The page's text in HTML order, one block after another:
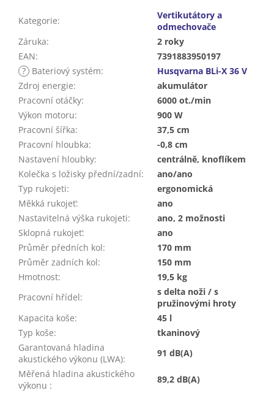
Kategorie:
Vertikutátory a
odmechovače
Záruka:
2 roky
EAN:
7391883950197
? Bateriový systém:
Husqvarna BLi-X 36 V
Zdroj energie:
akumulátor
Pracovní otáčky:
6000 ot./min
Výkon motoru:
900 W
Pracovní šířka:
37,5 cm
Pracovní hloubka:
-0,8 cm
Nastavení hloubky:
centrálně, knoflíkem
Kolečka s ložisky přední/zadní:
ano/ano
Typ rukojeti:
ergonomická
Měkká rukojeť:
ano
Nastavitelná výška rukojeti:
ano, 2 možnosti
Sklopná rukojeť:
ano
Průměr předních kol:
170 mm
Průměr zadních kol:
150 mm
Hmotnost:
19,5 kg
Pracovní hřídel:
s delta noži / s
pružinovými hroty
Kapacita koše:
45 l
Typ koše:
tkaninový
Garantovaná hladina
akustického výkonu (LWA):
91 dB(A)
Měřená hladina akustického
výkonu :
89,2 dB(A)